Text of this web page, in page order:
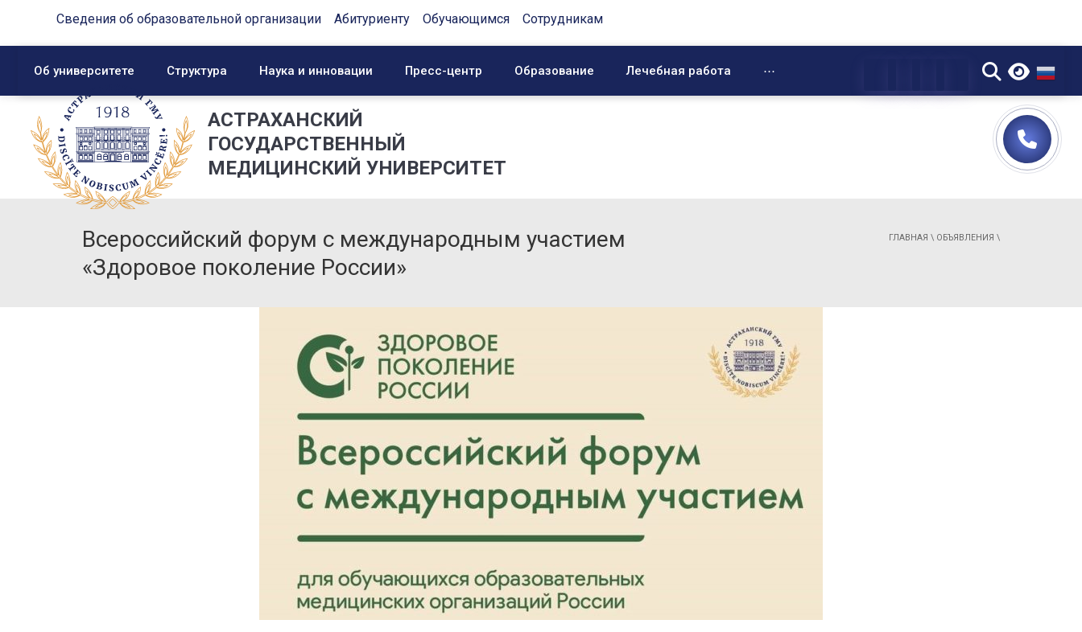
Сведения об образовательной организации Абитуриенту Обучающимся Сотрудникам
Об университете Структура Наука и инновации Пресс-центр Образование Лечебная работа ⋯ ▼
АСТРАХАНСКИЙ
ГОСУДАРСТВЕННЫЙ
МЕДИЦИНСКИЙ УНИВЕРСИТЕТ
Всероссийский форум с международным участием
«Здоровое поколение России»
ГЛАВНАЯ \ ОБЪЯВЛЕНИЯ \